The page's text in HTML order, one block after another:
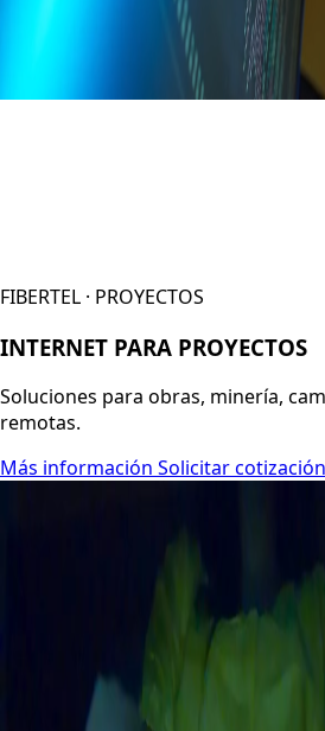
FIBERTEL · PROYECTOS
INTERNET PARA PROYECTOS
Soluciones para obras, minería,
remotas.
Más información Solicitar cotización